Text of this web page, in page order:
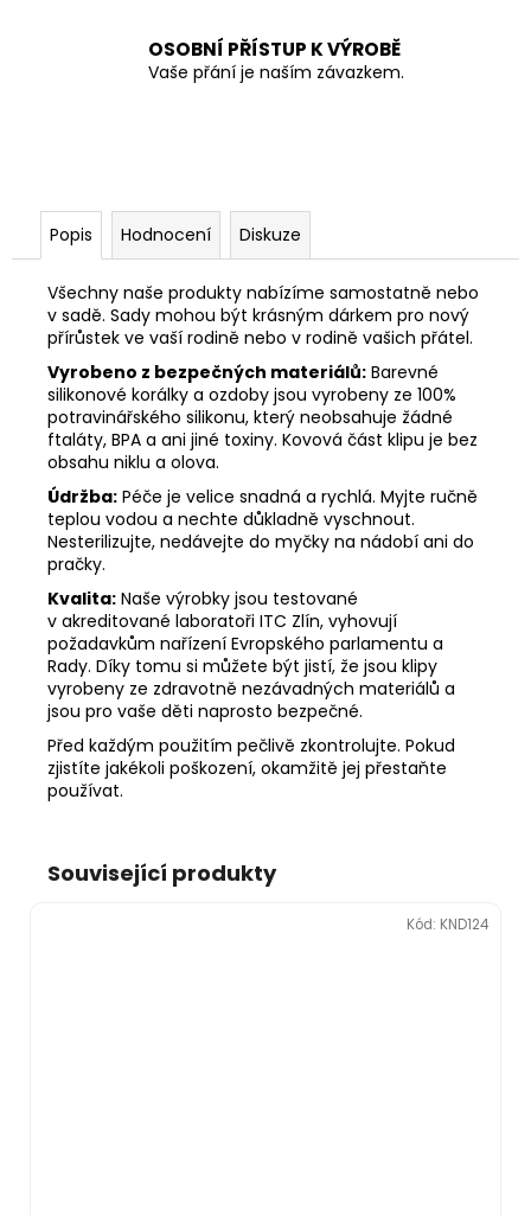
OSOBNÍ PŘÍSTUP K VÝROBĚ
Vaše přání je naším závazkem.
Popis Hodnocení Diskuze
Všechny naše produkty nabízíme samostatně nebo
v sadě. Sady mohou být krásným dárkem pro nový
přírůstek ve vaší rodině nebo v rodině vašich přátel.
Vyrobeno z bezpečných materiálů: Barevné
silikonové korálky a ozdoby jsou vyrobeny ze 100%
potravinářského silikonu, který neobsahuje žádné
ftaláty, BPA a ani jiné toxiny. Kovová část klipu je bez
obsahu niklu a olova.
Údržba: Péče je velice snadná a rychlá. Myjte ručně
teplou vodou a nechte důkladně vyschnout.
Nesterilizujte, nedávejte do myčky na nádobí ani do
pračky.
Kvalita: Naše výrobky jsou testované
v akreditované laboratoři ITC Zlín, vyhovují
požadavkům nařízení Evropského parlamentu a
Rady. Díky tomu si můžete být jistí, že jsou klipy
vyrobeny ze zdravotně nezávadných materiálů a
jsou pro vaše děti naprosto bezpečné.
Před každým použitím pečlivě zkontrolujte. Pokud
zjistíte jakékoli poškození, okamžitě jej přestaňte
používat.
Související produkty
Kód: KND124